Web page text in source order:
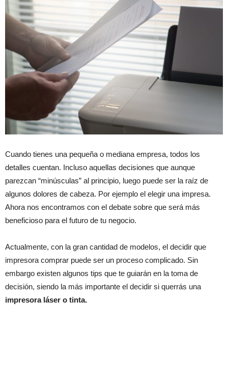
Cuando tienes una pequeña o mediana empresa, todos los
detalles cuentan. Incluso aquellas decisiones que aunque
parezcan “minúsculas” al principio, luego puede ser la raíz de
algunos dolores de cabeza. Por ejemplo el elegir una impresa.
Ahora nos encontramos con el debate sobre que será más
beneficioso para el futuro de tu negocio.
Actualmente, con la gran cantidad de modelos, el decidir que
impresora comprar puede ser un proceso complicado. Sin
embargo existen algunos tips que te guiarán en la toma de
decisión, siendo la más importante el decidir si querrás una
impresora láser o tinta.